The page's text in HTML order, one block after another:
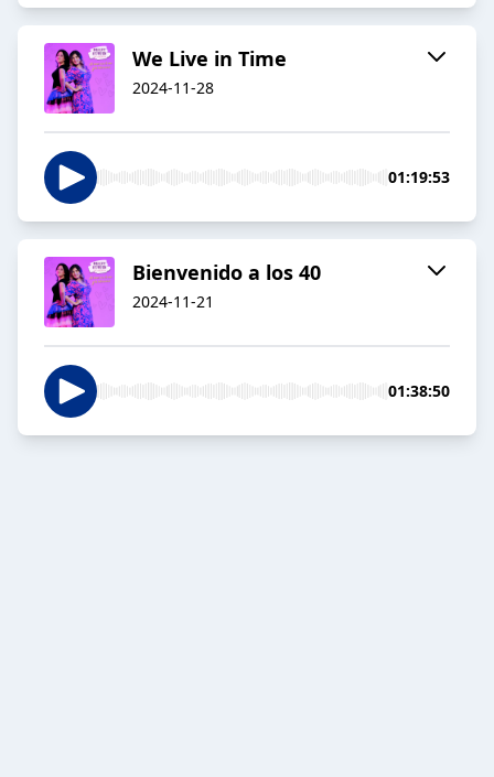
We Live in Time
2024-11-28
01:19:53
Bienvenido a los 40
2024-11-21
01:38:50